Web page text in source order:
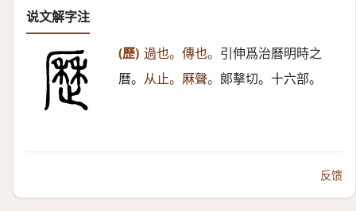
说文解字注
(歷) 過也。傳也。 引伸爲治曆明時之
曆。 从止。厤聲。 郞擊切。十六部。
反馈